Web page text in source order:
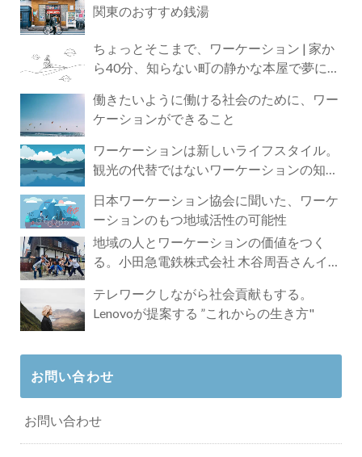
関東のおすすめ銭湯
ちょっとそこまで、ワーケーション | 家か
ら40分、知らない町の静かな本屋で夢に近
働きたいように働ける社会のために、ワー
ケーションができること
ワーケーションは新しいライフスタイル。
観光の代替ではないワーケーションの知ら
日本ワーケーション協会に聞いた、ワーケ
ーションのもつ地域活性の可能性
地域の人とワーケーションの価値をつく
る。小田急電鉄株式会社 木谷周吾さんイン
テレワークしながら社会貢献もする。
Lenovoが提案する ”これからの生き方"
お問い合わせ
お問い合わせ